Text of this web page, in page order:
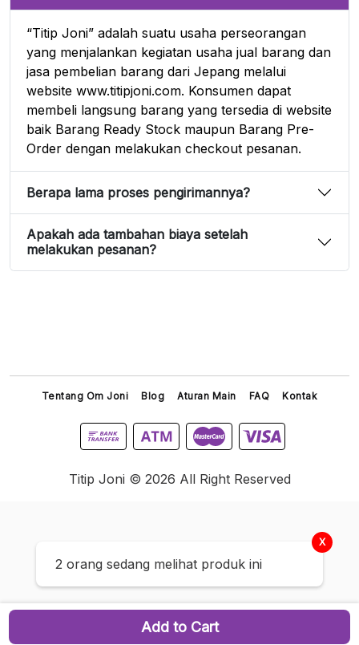
X
2 orang sedang melihat produk ini
Add to Cart
“Titip Joni” adalah suatu usaha perseorangan
yang menjalankan kegiatan usaha jual barang dan
jasa pembelian barang dari Jepang melalui
website www.titipjoni.com. Konsumen dapat
membeli langsung barang yang tersedia di website
baik Barang Ready Stock maupun Barang Pre-
Order dengan melakukan checkout pesanan.
Berapa lama proses pengirimannya?
Apakah ada tambahan biaya setelah
melakukan pesanan?
Tentang Om Joni Blog Aturan Main FAQ Kontak
Titip Joni © 2026 All Right Reserved